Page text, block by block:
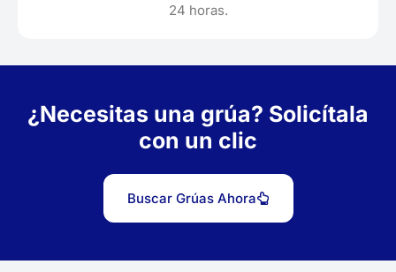
24 horas.
¿Necesitas una grúa? Solicítala
con un clic
Buscar Grúas Ahora